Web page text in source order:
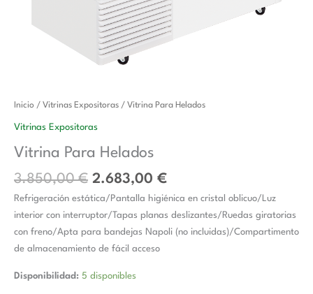
Inicio / Vitrinas Expositoras / Vitrina Para Helados
Vitrinas Expositoras
Vitrina Para Helados
3.850,00€
El
era:
3.850,00 €.
2.683,00 €
El
2.683,00 €.
Refrigeración estática/Pantalla higiénica en cristal oblicuo/Luz
interior con interruptor/Tapas planas deslizantes/Ruedas giratorias
con freno/Apta para bandejas Napoli (no incluidas)/Compartimento
de almacenamiento de fácil acceso
Disponibilidad: 5 disponibles
Vitrina
Para
cantidad